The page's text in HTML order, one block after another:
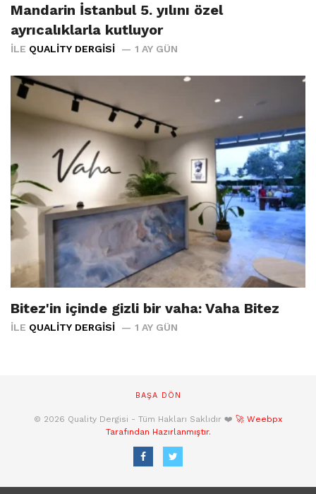
Mandarin İstanbul 5. yılını özel
ayrıcalıklarla kutluyor
İLE QUALITY DERGISI 1 AY GÜN
Bitez'in içinde gizli bir vaha: Vaha Bitez
İLE QUALITY DERGISI 1 AY GÜN
BAŞA DÖN
© 2026 Quality Dergisi - Tüm Hakları Saklıdır ❤️ 🚀 Weebpx
Tarafından Hazırlanmıştır.